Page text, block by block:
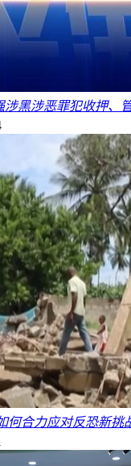
涉黑涉恶罪犯收押、
何合力应对反恐新挑